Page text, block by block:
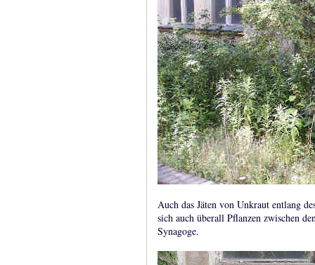
Auch das Jäten von Unkraut entlang
sich auch überall Pflanzen zwischen
Synagoge.